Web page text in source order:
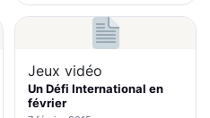
Jeux vidéo
Un Défi International en
février